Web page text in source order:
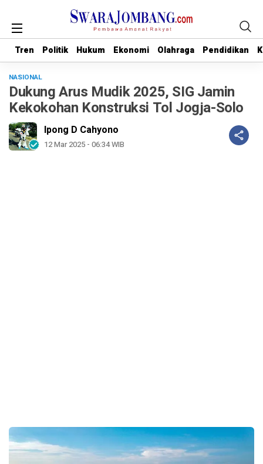
Tren Politik Hukum Ekonomi Olahraga Pendidikan
Tren Politik Hukum Ekonomi Olahraga Pendidikan
NASIONAL
Dukung Arus Mudik 2025, SIG Jamin
Kekokohan Konstruksi Tol Jogja-Solo
Ipong D Cahyono
12 Mar 2025 - 06:34 WIB